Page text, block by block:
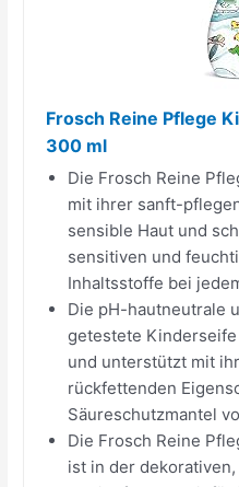
Frosch Reine Pflege
300 ml
Die Frosch Reine
mit ihrer sanft-
sensible Haut und
sensitiven und
Inhaltsstoffe bei
Die pH-hautneutrale
getestete
und unterstützt mit
rückfettenden
Säureschutzmantel
Die Frosch Reine
ist in der